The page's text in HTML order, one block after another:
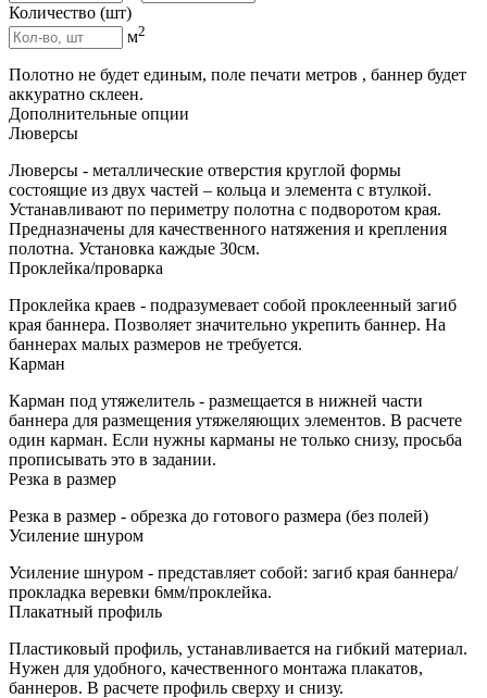
Количество (шт)
м2
Полотно не будет единым, поле печати метров , баннер будет
аккуратно склеен.
Дополнительные опции
Люверсы
​Люверсы - металлические отверстия круглой формы
состоящие из двух частей – кольца и элемента с втулкой.
Устанавливают по периметру полотна с подворотом края.
Предназначены для качественного натяжения и крепления
полотна. Установка каждые 30см.
Проклейка/проварка
​Проклейка краев - подразумевает собой проклеенный загиб
края баннера. Позволяет значительно укрепить баннер. На
баннерах малых размеров не требуется.
Карман
​Карман под утяжелитель - размещается в нижней части
баннера для размещения утяжеляющих элементов. В расчете
один карман. Если нужны карманы не только снизу, просьба
прописывать это в задании.
Резка в размер
​Резка в размер - обрезка до готового размера (без полей)
Усиление шнуром
​Усиление шнуром - представляет собой: загиб края баннера/
прокладка веревки 6мм/проклейка.
Плакатный профиль
Пластиковый профиль, устанавливается на гибкий материал.
Нужен для удобного, качественного монтажа плакатов,
баннеров. В расчете профиль сверху и снизу.